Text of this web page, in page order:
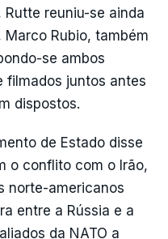
reuniu-se ainda
Rubio, também
se ambos
filmados juntos antes
dispostos.
de Estado disse
o conflito com o Irão,
norte-americanos
entre a Rússia e a
da NATO a